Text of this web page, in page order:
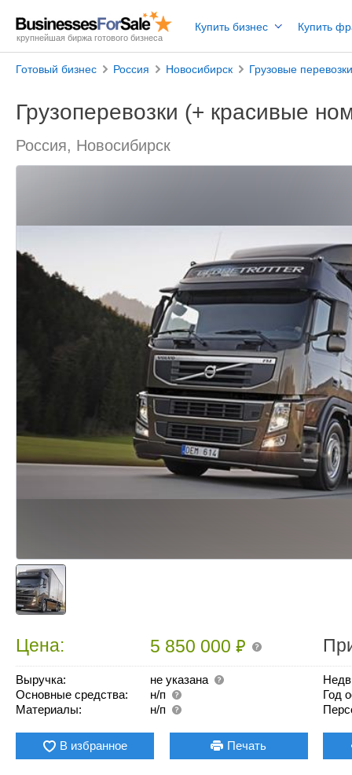
крупнейшая биржа готового бизнеса
Купить бизнес Купить
Готовый бизнес Россия Новосибирск Грузовые перевозки
Грузоперевозки (+ красивые
Россия, Новосибирск
Цена: 5 850 000₽
Выручка:
не указана
Основные средства:
н/п
Материалы:
н/п
Год
В избранное Печать